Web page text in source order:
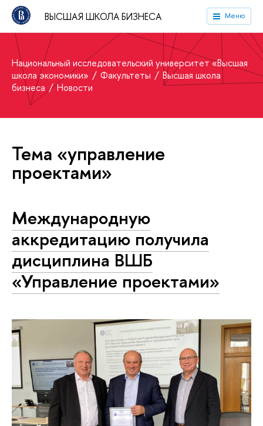
ВЫСШАЯ ШКОЛА БИЗНЕСА Меню
Национальный исследовательский университет «Высшая
школа экономики»
Факультеты
Высшая школа
бизнеса
Новости
Тема «управление
проектами»
Международную
аккредитацию получила
дисциплина ВШБ
«Управление проектами»